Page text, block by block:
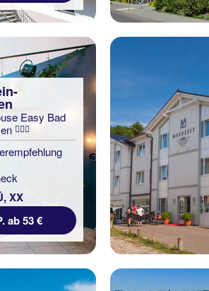
Easy Bad
XX
ab 53 €